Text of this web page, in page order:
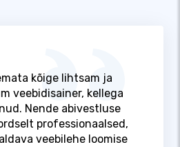
kõige lihtsam ja
veebidisainer, kellega
Nende abivestluse
professionaalsed,
veebilehe loomise